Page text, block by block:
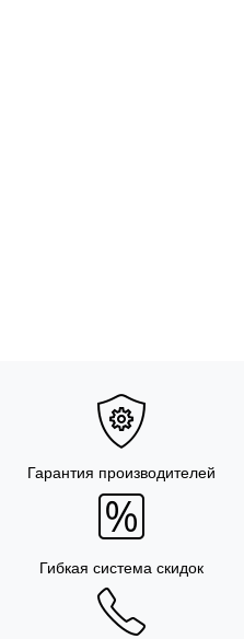
Гарантия производителей
Гибкая система скидок